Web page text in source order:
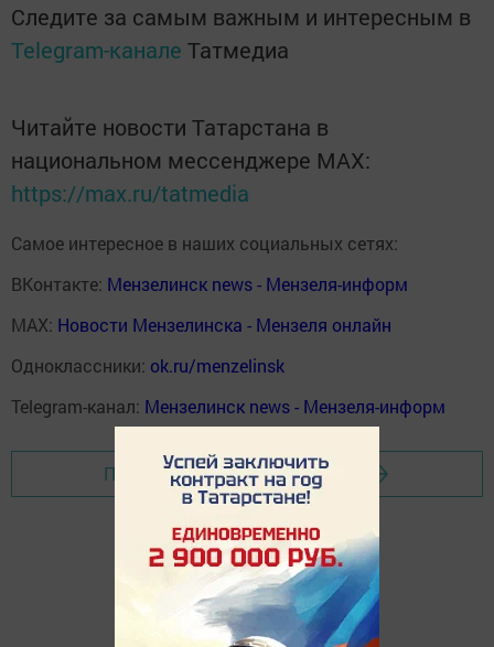
Следите за самым важным и интересным в
Telegram-канале Татмедиа
Читайте новости Татарстана в
национальном мессенджере MАХ:
https://max.ru/tatmedia
Самое интересное в наших социальных сетях:
ВКонтакте: Мензелинск news - Мензеля-информ
MAX: Новости Мензелинска - Мензеля онлайн
Одноклассники: ok.ru/menzelinsk
Telegram-канал: Мензелинск news - Мензеля-информ
Перейти на страницу новости